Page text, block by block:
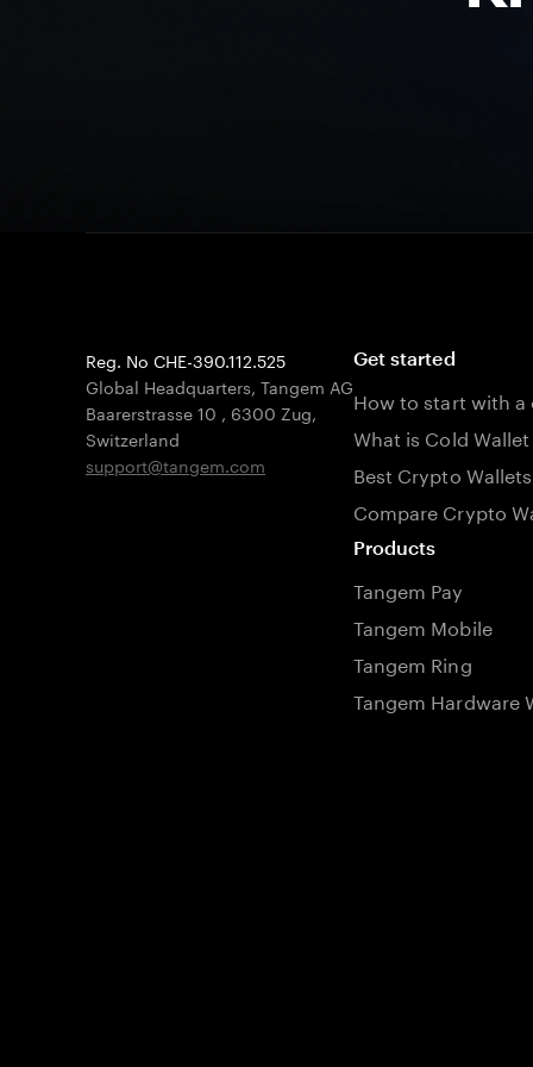
Reg. No CHE-390.112.525
Global Headquarters, Tangem AG
Baarerstrasse 10 , 6300 Zug,
Switzerland
support@tangem.com
Get started
How to start with
What is Cold Wallet
Best Crypto Wallets
Compare Crypto
Products
Tangem Pay
Tangem Mobile
Tangem Ring
Tangem Hardware